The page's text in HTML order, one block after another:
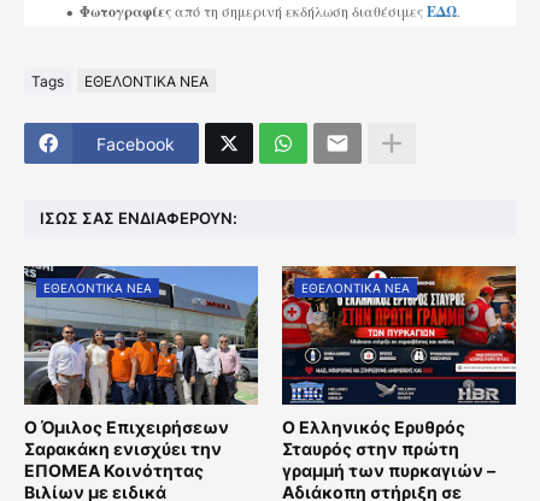
Φωτογραφίεςαπό τη σημερινή εκδήλωση διαθέσιμεςΕΔΩ.
Tags ΕΘΕΛΟΝΤΙΚΑ ΝΕΑ
Facebook
ΊΣΩΣ ΣΑΣ ΕΝΔΙΑΦΈΡΟΥΝ:
ΕΘΕΛΟΝΤΙΚΑ ΝΕΑ
Ο Όμιλος Επιχειρήσεων
Σαρακάκη ενισχύει την
ΕΠΟΜΕΑ Κοινότητας
Βιλίων με ειδικά
ΕΘΕΛΟΝΤΙΚΑ ΝΕΑ
Ο Ελληνικός Ερυθρός
Σταυρός στην πρώτη
γραμμή των πυρκαγιών –
Αδιάκοπη στήριξη σε